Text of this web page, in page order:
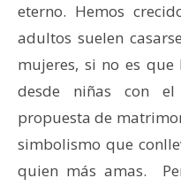
eterno. Hemos
adultos suelen
mujeres, si no es
desde niñas con
propuesta de
simbolismo que
quien más amas.